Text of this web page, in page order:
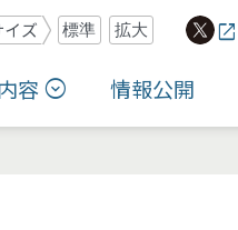
容 情報公開
ズ 標準 拡大